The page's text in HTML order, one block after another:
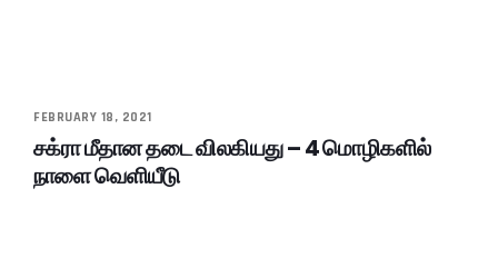
FEBRUARY 18, 2021
சக்ரா மீதான தடை விலகியது – 4 மொழிகளில்
நாளை வெளியீடு